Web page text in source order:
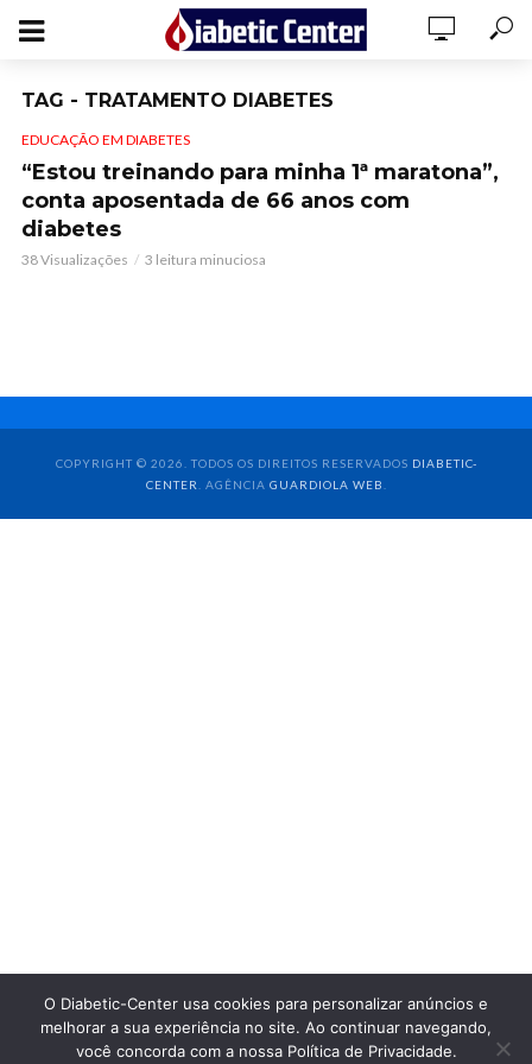
TAG - TRATAMENTO DIABETES
EDUCAÇÃO EM DIABETES
“Estou treinando para minha 1ª maratona”,
conta aposentada de 66 anos com
diabetes
38 Visualizações 3 leitura minuciosa
COPYRIGHT © 2026. TODOS OS DIREITOS RESERVADOS DIABETIC-
CENTER
. AGÊNCIA GUARDIOLA WEB
O Diabetic-Center usa cookies para personalizar anúncios e
melhorar a sua experiência no site. Ao continuar navegando,
você concorda com a nossa Política de Privacidade.